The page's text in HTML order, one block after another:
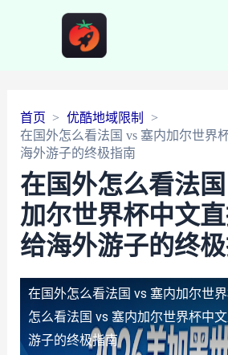
首页
优酷地域限制
在国外怎么看法国 vs 塞内加尔世界
海外游子的终极指南
在国外怎么看法
加尔世界杯中文
给海外游子的终
在国外怎么看法国 vs 塞内加尔世
怎么看法国 vs 塞内加尔世界杯中
游子的终极指南